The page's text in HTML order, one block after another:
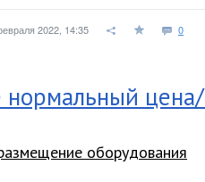
2022, 14:35 0
оборудования